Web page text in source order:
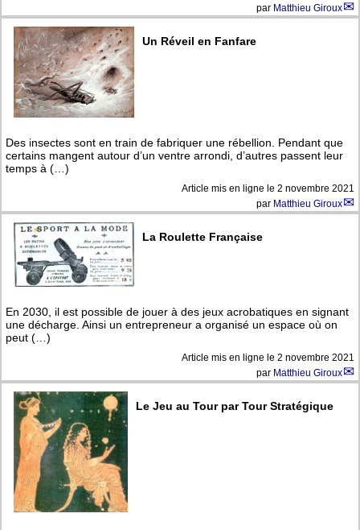
par Matthieu Giroux
Un Réveil en Fanfare
Des insectes sont en train de fabriquer une rébellion. Pendant que
certains mangent autour d’un ventre arrondi, d’autres passent leur
temps à (…)
Article mis en ligne le 2 novembre 2021
par Matthieu Giroux
La Roulette Française
En 2030, il est possible de jouer à des jeux acrobatiques en signant
une décharge. Ainsi un entrepreneur a organisé un espace où on
peut (…)
Article mis en ligne le 2 novembre 2021
par Matthieu Giroux
Le Jeu au Tour par Tour Stratégique